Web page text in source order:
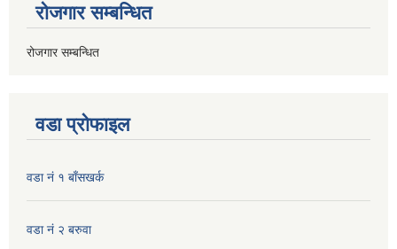
रोजगार सम्बन्धित
रोजगार सम्बन्धित
वडा प्रोफाइल
वडा नं १ बाँसखर्क
वडा नं २ बरुवा